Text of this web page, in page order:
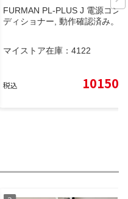
FURMAN PL-PLUS J 電源コン
ディショナー, 動作確認済み。
マイストア在庫： 4122
税込 10150